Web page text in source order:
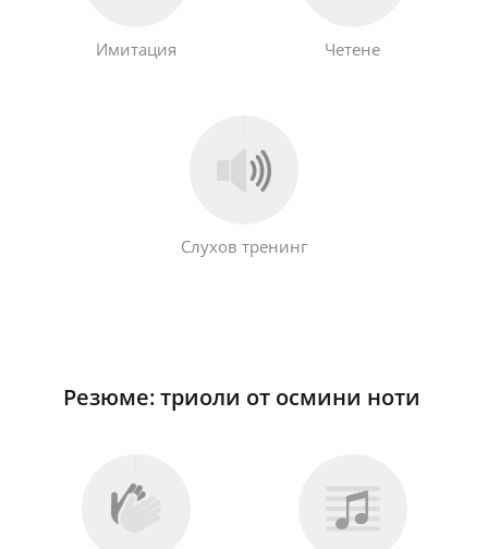
Имитация Четене
Слухов тренинг
Резюме: триоли от осмини ноти